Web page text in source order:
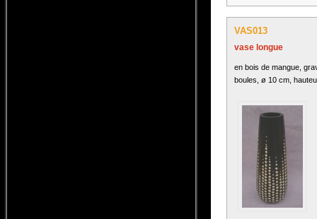
VAS013
vase longue
en bois de mangue,
boules, ø 10 cm,